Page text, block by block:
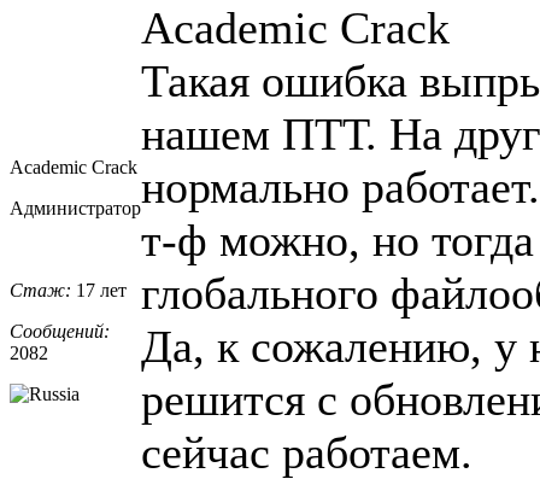
Academic Crack
Администратор
Стаж: 17 лет
Сообщений:
2082
Academic Crack
Такая ошибка
нашем ПТТ. На
нормально
т-ф можно, но
глобального
Да, к сожалению, у
решится с
сейчас работаем.